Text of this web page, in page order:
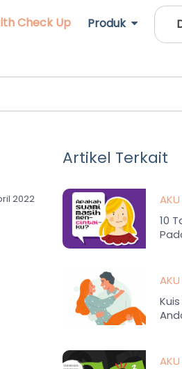
Check Up Produk
2022
Artikel Terkait
10